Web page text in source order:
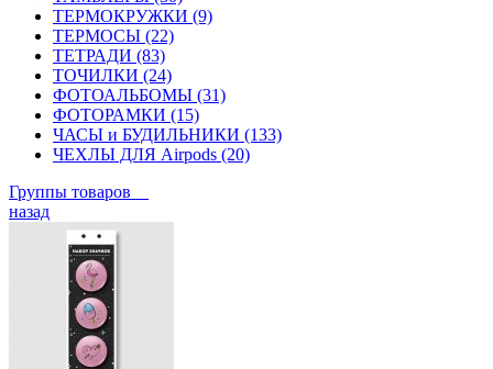
ТЕРМОКРУЖКИ (9)
ТЕРМОСЫ (22)
ТЕТРАДИ (83)
ТОЧИЛКИ (24)
ФОТОАЛЬБОМЫ (31)
ФОТОРАМКИ (15)
ЧАСЫ и БУДИЛЬНИКИ (133)
ЧЕХЛЫ ДЛЯ Airpods (20)
Группы товаров
назад